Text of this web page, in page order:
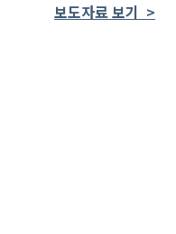
보도자료 보기 >